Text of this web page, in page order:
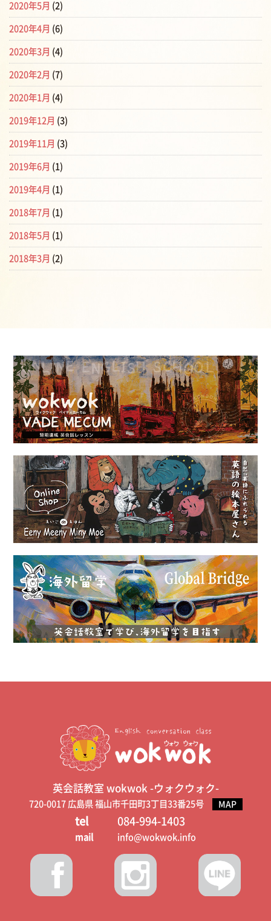
2020年5月 (2)
2020年4月 (6)
2020年3月 (4)
2020年2月 (7)
2020年1月 (4)
2019年12月 (3)
2019年11月 (3)
2019年6月 (1)
2019年4月 (1)
2018年7月 (1)
2018年5月 (1)
2018年3月 (2)
英会話教室 wokwok -ウォクウォク-
720-0017 広島県 福山市千田町3丁目33番25号 MAP
tel 084-994-1403
mail info@wokwok.info